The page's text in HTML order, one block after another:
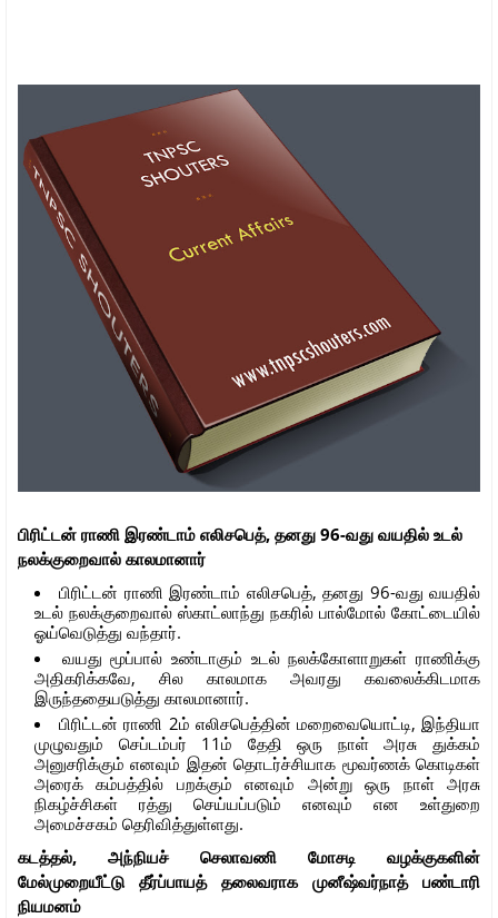
பிரிட்டன் ராணி இரண்டாம் எலிசபெத், தனது 96-வது வயதில் உடல்
நலக்குறைவால் காலமானார்
பிரிட்டன் ராணி இரண்டாம் எலிசபெத், தனது 96-வது வயதில்
உடல் நலக்குறைவால் ஸ்காட்லாந்து நகரில் பால்மோல் கோட்டையில்
ஓய்வெடுத்து வந்தார்.
வயது மூப்பால் உண்டாகும் உடல் நலக்கோளாறுகள் ராணிக்கு
அதிகரிக்கவே, சில காலமாக அவரது கவலைக்கிடமாக
இருந்ததையடுத்து காலமானார்.
பிரிட்டன் ராணி 2ம் எலிசபெத்தின் மறைவையொட்டி, இந்தியா
முழுவதும் செப்டம்பர் 11ம் தேதி ஒரு நாள் அரசு துக்கம்
அனுசரிக்கும் எனவும் இதன் தொடர்ச்சியாக மூவர்ணக் கொடிகள்
அரைக் கம்பத்தில் பறக்கும் எனவும் அன்று ஒரு நாள் அரசு
நிகழ்ச்சிகள் ரத்து செய்யப்படும் எனவும் என உள்துறை
அமைச்சகம் தெரிவித்துள்ளது.
கடத்தல், அந்நியச் செலாவணி மோசடி வழக்குகளின்
மேல்முறையீட்டு தீர்ப்பாயத் தலைவராக முனீஷ்வர்நாத் பண்டாரி
நியமனம்